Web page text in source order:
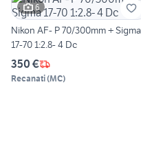
6
Nikon AF- P 70/300mm + Sigma
17-70 1:2.8- 4 Dc
350 €
Recanati(MC)